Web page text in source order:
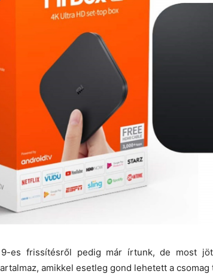
es frissítésről pedig már írtunk, de most
amikkel esetleg gond lehetett a